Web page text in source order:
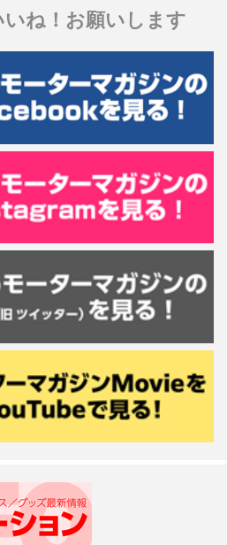
ね！お願いします